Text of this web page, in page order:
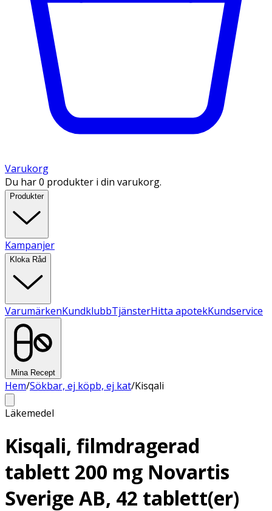
Varukorg
Du har 0 produkter i din varukorg.
Produkter
Kampanjer
Kloka Råd
VarumärkenKundklubbTjänsterHitta apotekKundservice
Mina Recept
Hem/Sökbar, ej köpb, ej kat/Kisqali
Läkemedel
Kisqali, filmdragerad
tablett 200 mg Novartis
Sverige AB, 42 tablett(er)